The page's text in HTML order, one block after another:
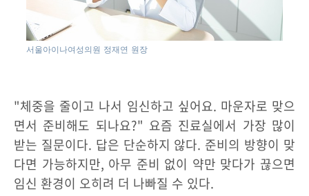
서울아이나여성의원 정재연 원장
"체중을 줄이고 나서 임신하고 싶어요. 마운자로 맞으
면서 준비해도 되나요?" 요즘 진료실에서 가장 많이
받는 질문이다. 답은 단순하지 않다. 준비의 방향이 맞
다면 가능하지만, 아무 준비 없이 약만 맞다가 끊으면
임신 환경이 오히려 더 나빠질 수 있다.